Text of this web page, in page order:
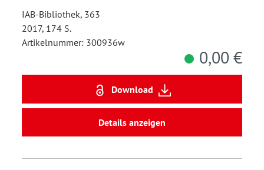
IAB-Bibliothek, 363
2017, 174 S.
Artikelnummer: 300936w
0,00 €
Download
Details anzeigen